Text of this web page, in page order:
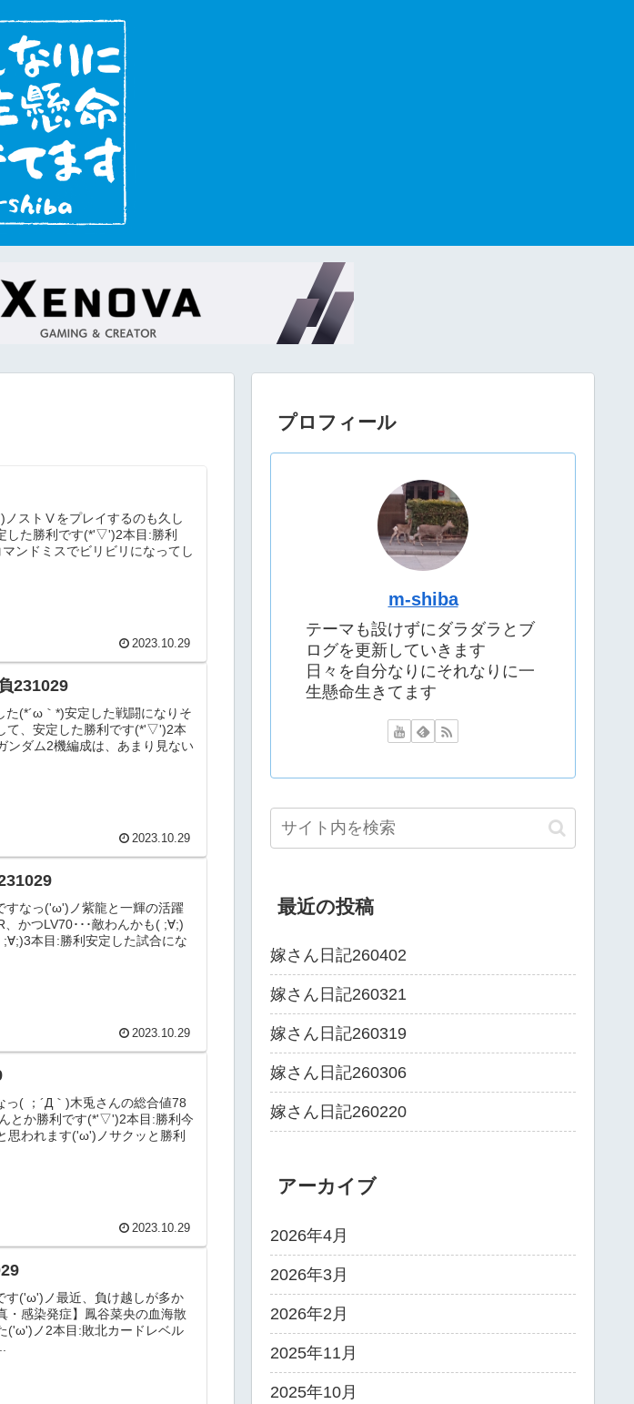
ノストⅤをプレイするのも久し
した勝利です(*'▽')2本目:勝利
ンドミスでビリビリになってし
2023.10.29
231029
(*´ω｀*)安定した戦闘になりそ
て、安定した勝利です(*'▽')2本
ンダム2機編成は、あまり見ない
2023.10.29
すなっ('ω')ノ紫龍と一輝の活躍
かつLV70･･･敵わんかも( ;∀;)
本目:勝利安定した試合にな
2023.10.29
( ；´Д｀)木兎さんの総合値78
とか勝利です(*'▽')2本目:勝利今
思われます('ω')ノサクッと勝利
2023.10.29
す('ω')ノ最近、負け越しが多か
・感染発症】鳳谷菜央の血海散
('ω')ノ2本目:敗北カードレベル
プロフィール
m-shiba
テーマも設けずにダラダラとブ
ログを更新していきます
日々を自分なりにそれなりに一
生懸命生きてます
最近の投稿
嫁さん日記260402
嫁さん日記260321
嫁さん日記260319
嫁さん日記260306
嫁さん日記260220
アーカイブ
2026年4月
2026年3月
2026年2月
2025年11月
2025年10月